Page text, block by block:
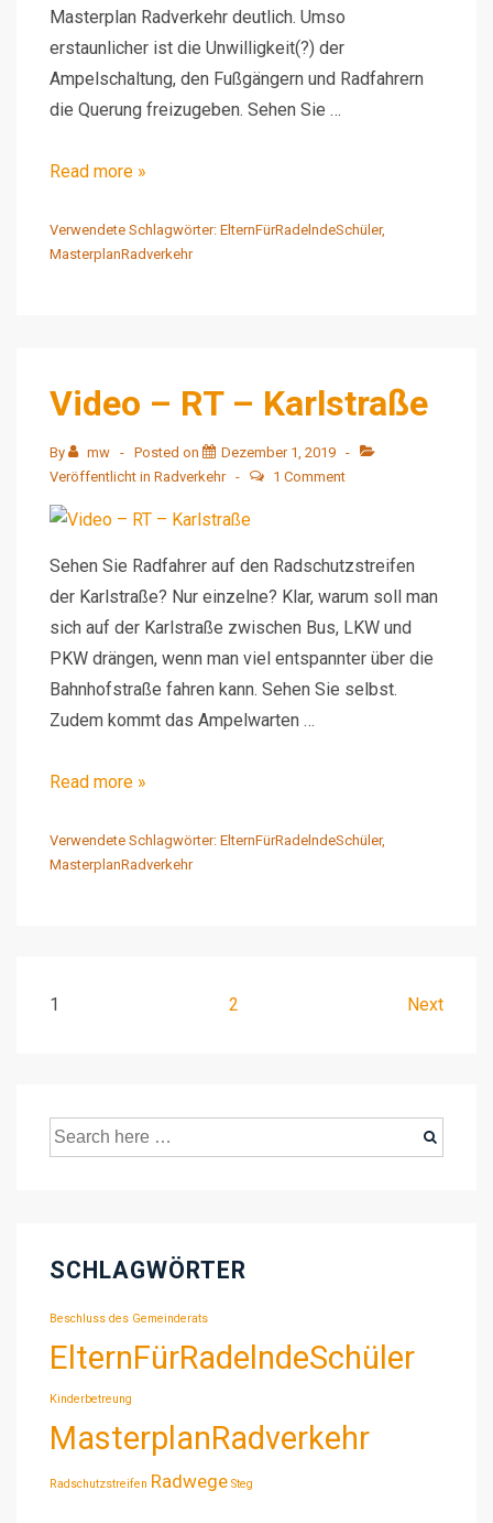
Masterplan Radverkehr deutlich. Umso
erstaunlicher ist die Unwilligkeit(?) der
Ampelschaltung, den Fußgängern und Radfahrern
die Querung freizugeben. Sehen Sie …
Video
RT
–
Read more »
Verwendete Schlagwörter: ElternFürRadelndeSchüler,
MasterplanRadverkehr
Video – RT – Karlstraße
By mw Posted on
Dezember 1, 2019
Veröffentlicht in Radverkehr 1 Comment
Sehen Sie Radfahrer auf den Radschutzstreifen
der Karlstraße? Nur einzelne? Klar, warum soll man
sich auf der Karlstraße zwischen Bus, LKW und
PKW drängen, wenn man viel entspannter über die
Bahnhofstraße fahren kann. Sehen Sie selbst.
Zudem kommt das Ampelwarten …
Video
RT
–
Read more »
Verwendete Schlagwörter: ElternFürRadelndeSchüler,
MasterplanRadverkehr
Beitragsnavigation
1 2 Next
Suche
nach:
SCHLAGWÖRTER
Beschluss des Gemeinderats
ElternFürRadelndeSchüler
Kinderbetreung
MasterplanRadverkehr
Radschutzstreifen Radwege Steg